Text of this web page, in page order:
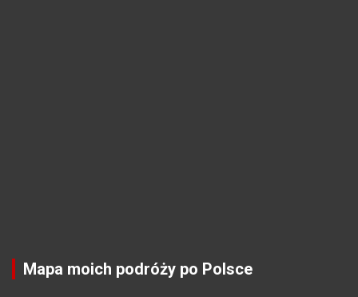
Mapa moich podróży po Polsce